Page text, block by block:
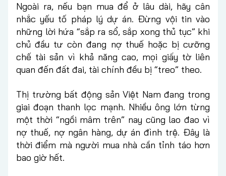
Ngoài ra, nếu bạn mua để ở lâu dài, hãy cân
nhắc yếu tố pháp lý dự án. Đừng vội tin vào
những lời hứa “sắp ra sổ, sắp xong thủ tục” khi
chủ đầu tư còn đang nợ thuế hoặc bị cưỡng
chế tài sản vì khả năng cao, mọi giấy tờ liên
quan đến đất đai, tài chính đều bị “treo” theo.
Thị trường bất động sản Việt Nam đang trong
giai đoạn thanh lọc mạnh. Nhiều ông lớn từng
một thời “ngồi mâm trên” nay cũng lao đao vì
nợ thuế, nợ ngân hàng, dự án đình trệ. Đây là
thời điểm mà người mua nhà cần tỉnh táo hơn
bao giờ hết.